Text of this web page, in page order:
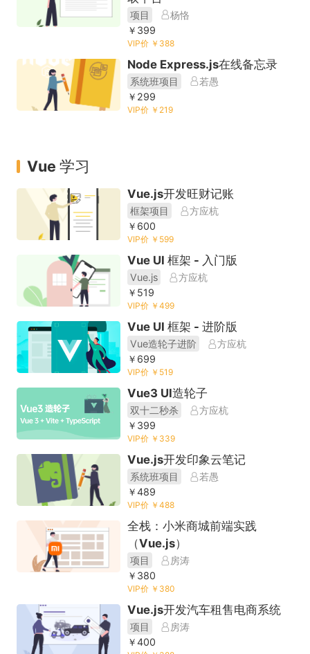
项目
杨恪
￥399
VIP价 ￥388
Node Express.js在线备忘录
系统班项目
若愚
￥299
VIP价 ￥219
Vue 学习
Vue.js开发旺财记账
框架项目
方应杭
￥600
VIP价 ￥599
Vue UI 框架 - 入门版
Vue.js
方应杭
￥519
VIP价 ￥499
Vue UI 框架 - 进阶版
Vue造轮子进阶
方应杭
￥699
VIP价 ￥519
Vue3 UI造轮子
双十二秒杀
方应杭
￥399
VIP价 ￥339
Vue.js开发印象云笔记
系统班项目
若愚
￥489
VIP价 ￥488
全栈：小米商城前端实践
（Vue.js）
项目
房涛
￥380
VIP价 ￥380
Vue.js开发汽车租售电商系统
项目
房涛
￥400